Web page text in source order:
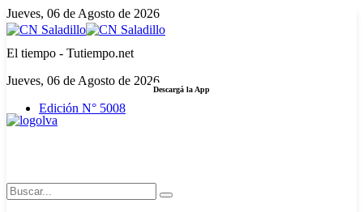
Jueves, 06 de Agosto de 2026
El tiempo - Tutiempo.net
Jueves, 06 de Agosto de 2026
Edición N° 5008
Descargá la App